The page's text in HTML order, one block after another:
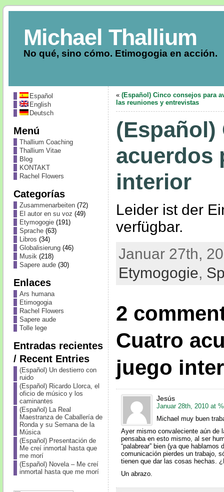
Michael Thallium
No qué, sino cómo. Etimogogia en acción.
Español
English
Deutsch
Menú
Thallium Coaching
Thallium Vitae
Blog
KONTAKT
Rachel Flowers
Categorías
Zusammenarbeiten(72)
El autor en su voz (49)
Etymogogie(191)
Sprache(63)
Libros (34)
Globalisierung(46)
Musik(218)
Sapere aude(30)
Enlaces
Ars humana
Etimogogia
Rachel Flowers
Sapere aude
Tolle lege
Entradas recientes
/ Recent Entries
(Español) Un destierro con
ruido
(Español) Ricardo Llorca, el
oficio de músico y los
caminantes
(Español) La Real
Maestranza de Caballería de
Ronda y su Semana de la
Música
(Español) Presentación de
Me creí inmortal hasta que
me morí
(Español) Novela – Me creí
inmortal hasta que me morí
« (Español) Cinco consejos para
las reuniones y entrevistas
(Español)
acuerdos
interior
Leider ist der
verfügbar.
Januar 27th,
Etymogogie,
2
Cuatro
juego
Jesús
Januar 28th, 2010 at
Michael muy buen
Ayer mismo convaleciente aún de
pensaba en esto mismo, al ser
“palabrear” bien (ya que
comunicación pierdes un trabajo,
tienen que dar las cosas hechas.
Un abrazo.